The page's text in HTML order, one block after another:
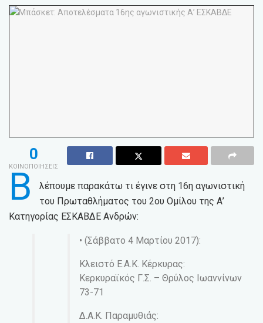
0
ΚΟΙΝΟΠΟΙΗΣΕΙΣ
Β
λέπουμε παρακάτω τι έγινε στη 16η αγωνιστική
του Πρωταθλήματος του 2ου Ομίλου της Α’
Κατηγορίας ΕΣΚΑΒΔΕ Ανδρών:
• (Σάββατο 4 Μαρτίου 2017):
Κλειστό Ε.Α.Κ. Κέρκυρας:
Κερκυραϊκός Γ.Σ. – Θρύλος Ιωαννίνων
73-71
Δ.Α.Κ. Παραμυθιάς: